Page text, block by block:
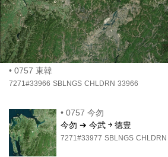
• 0757 東韓
7271#33966 SBLNGS CHLDRN 33966
• 0757 今勿
今勿 ➔ 今武 ￫ 徳豊
7271#33977 SBLNGS CHLDRN